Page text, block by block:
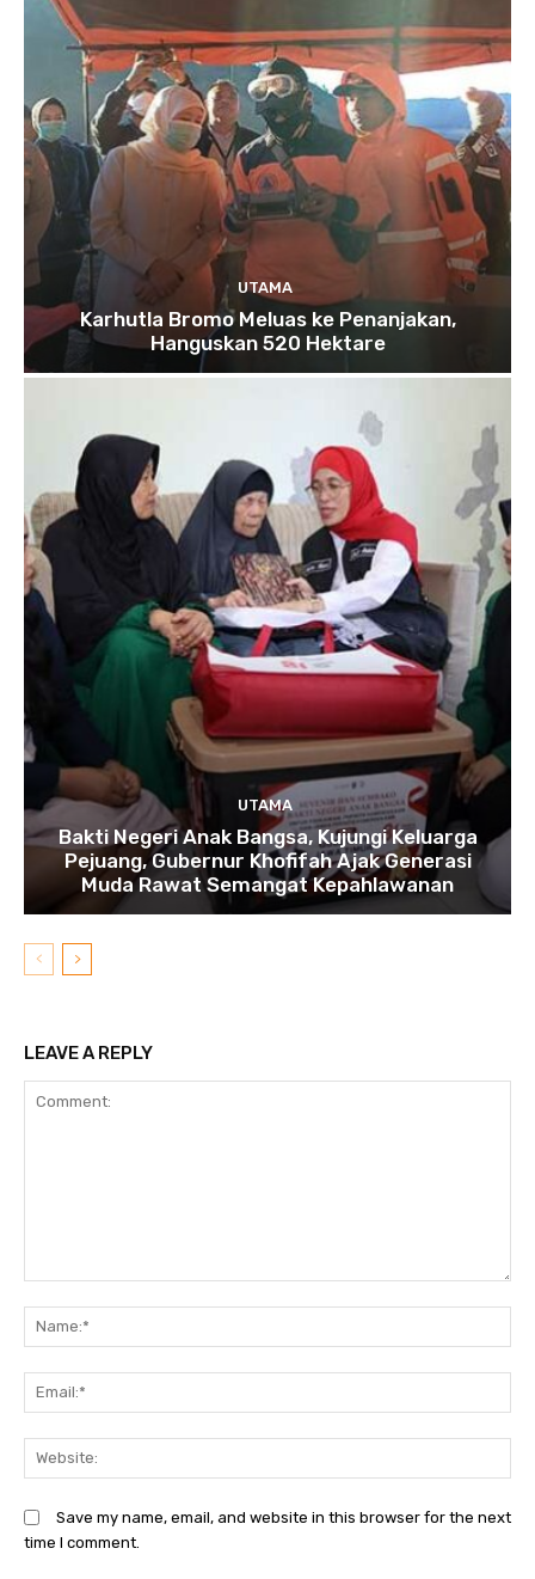
UTAMA
Karhutla Bromo Meluas ke Penanjakan,
Hanguskan 520 Hektare
UTAMA
Bakti Negeri Anak Bangsa, Kujungi Keluarga
Pejuang, Gubernur Khofifah Ajak Generasi
Muda Rawat Semangat Kepahlawanan
LEAVE A REPLY
Save my name, email, and website in this browser for the next
time I comment.